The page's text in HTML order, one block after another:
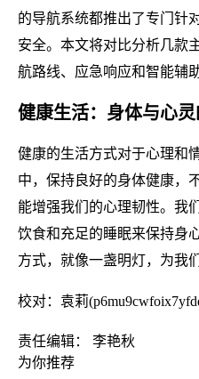
的导航系统都推出了专门针
安全。本文将对比分析几款
航路线、应急响应和智能辅
健康生活：身体与心
健康的生活方式对于心理和
中，保持良好的身体健康，
能增强我们的心理韧性。我
饮食和充足的睡眠来保持身
方式，就像一盏明灯，为我
校对：袁莉
责任编辑： 李艳秋
为你推荐